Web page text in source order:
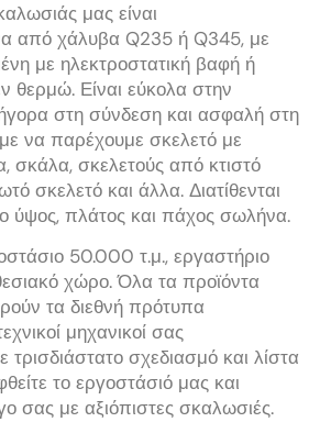
μας είναι
από χάλυβα Q235 ή Q345, με
με ηλεκτροστατική βαφή ή
θερμώ. Είναι εύκολα στην
στη σύνδεση και ασφαλή στη
να παρέχουμε σκελετό με
σκάλα, σκελετούς από κτιστό
σκελετό και άλλα. Διατίθενται
ύψος, πλάτος και πάχος σωλήνα.
50.000 τ.μ., εργαστήριο
χώρο. Όλα τα προϊόντα
τα διεθνή πρότυπα
μηχανικοί σας
τρισδιάστατο σχεδιασμό και λίστα
το εργοστάσιό μας και
σας με αξιόπιστες σκαλωσιές.